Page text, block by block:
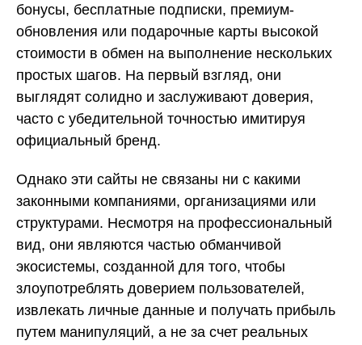
бонусы, бесплатные подписки, премиум-
обновления или подарочные карты высокой
стоимости в обмен на выполнение нескольких
простых шагов. На первый взгляд, они
выглядят солидно и заслуживают доверия,
часто с убедительной точностью имитируя
официальный бренд.
Однако эти сайты не связаны ни с какими
законными компаниями, организациями или
структурами. Несмотря на профессиональный
вид, они являются частью обманчивой
экосистемы, созданной для того, чтобы
злоупотреблять доверием пользователей,
извлекать личные данные и получать прибыль
путем манипуляций, а не за счет реальных